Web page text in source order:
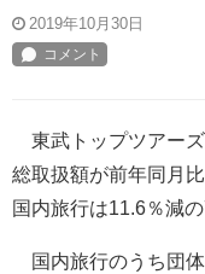
2019年10月30日
東武トップツアーズ
総取扱額が前年同月
国内旅行は11.6％減
国内旅行のうち団